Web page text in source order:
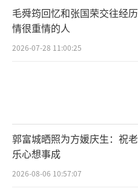
如今的她依然是
的“锤锤”，只不过这
自刻意模仿，而是源
用真实照亮人生，而
把的人。
毛舜筠回忆和张国荣交往经
情很重情的人
2026-07-28 11:00:25
郭富城晒照为方媛庆生：祝
乐心想事成
2026-08-06 10:57:07